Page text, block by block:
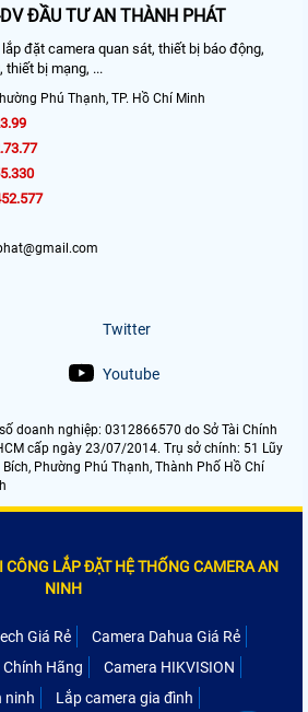
ĐẦU TƯ AN THÀNH PHÁT
đặt camera quan sát, thiết bị báo động,
thiết bị mạng, ...
Phú Thạnh, TP. Hồ Chí Minh
Twitter
Youtube
doanh nghiệp: 0312866570 do Sở Tài Chính
cấp ngày 23/07/2014. Trụ sở chính: 51 Lũy
Bích, Phường Phú Thạnh, Thành Phố Hồ Chí
LẮP ĐẶT HỆ THỐNG CAMERA AN
NINH
Giá Rẻ
Camera Dahua Giá Rẻ
Hãng
Camera HIKVISION
ninh
Lắp camera gia đình